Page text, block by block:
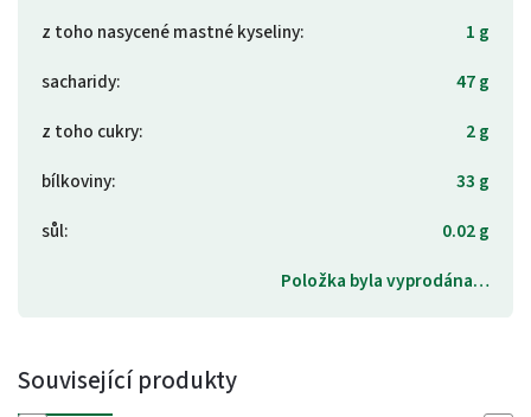
z toho nasycené mastné kyseliny:
1 g
sacharidy:
47 g
z toho cukry:
2 g
bílkoviny:
33 g
sůl:
0.02 g
Položka byla vyprodána…
Související produkty